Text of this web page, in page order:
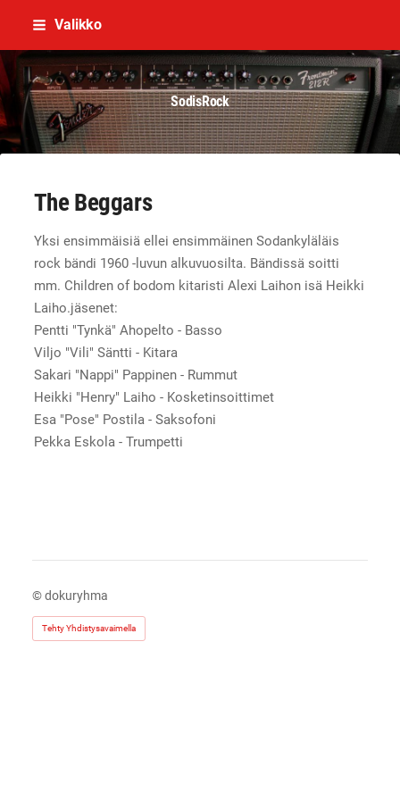
Siirry
sisältöön
Valikko
SodisRock
The Beggars
Yksi ensimmäisiä ellei ensimmäinen Sodankyläläis
rock bändi 1960 -luvun alkuvuosilta. Bändissä soitti
mm. Children of bodom kitaristi Alexi Laihon isä Heikki
Laiho.jäsenet:
Pentti "Tynkä" Ahopelto - Basso
Viljo "Vili" Säntti - Kitara
Sakari "Nappi" Pappinen - Rummut
Heikki "Henry" Laiho - Kosketinsoittimet
Esa "Pose" Postila - Saksofoni
Pekka Eskola - Trumpetti
©dokuryhma
Tehty Yhdistysavaimella